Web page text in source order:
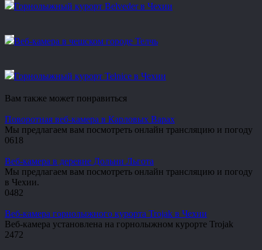
Горнолыжный курорт Belveder в Чехии
Веб-камера в чешском городе Телчь
Горнолыжный курорт Telnice в Чехии
Вам также может понравиться
Поворотная веб-камера в Карловых Варах
Мы предлагаем вам посмотреть онлайн трансляцию и погоду
0618
Веб-камера в деревне Дольни Льгота
Мы предлагаем вам посмотреть онлайн трансляцию и погоду
в Чехии.
0482
Веб-камера горнолыжного курорта Trojak в Чехии
Веб-камера установлена на горнолыжном курорте Trojak
2472